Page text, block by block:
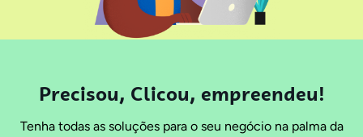
Precisou, Clicou, empreendeu!
Tenha todas as soluções para o seu negócio na palma da